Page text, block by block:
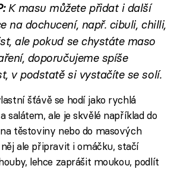
K masu můžete přidat i další
na dochucení, např. cibuli, chilli,
ale pokud se chystáte maso
doporučujeme spíše
v podstatě si vystačíte se solí.
šťávě se hodí jako rychlá
salátem, ale je skvělé například do
těstoviny nebo do masových
ale připravit i omáčku, stačí
lehce zaprášit moukou, podlít